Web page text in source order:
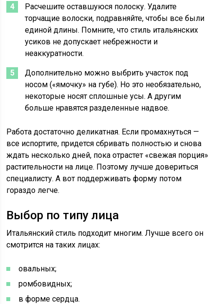
Расчешите оставшуюся полоску. Удалите
торчащие волоски, подравняйте, чтобы все были
единой длины. Помните, что стиль итальянских
усиков не допускает небрежности и
неаккуратности.
Дополнительно можно выбрить участок под
носом («ямочку» на губе). Но это необязательно,
некоторые носят сплошные усы. А другим
больше нравятся разделенные надвое.
Работа достаточно деликатная. Если промахнуться —
все испортите, придется сбривать полностью и снова
ждать несколько дней, пока отрастет «свежая порция»
растительности на лице. Поэтому лучше довериться
специалисту. А вот поддерживать форму потом
гораздо легче.
Выбор по типу лица
Итальянский стиль подходит многим. Лучше всего он
смотрится на таких лицах:
овальных;
ромбовидных;
в форме сердца.